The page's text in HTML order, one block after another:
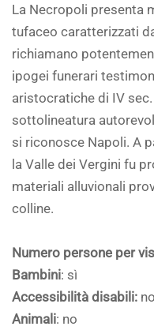
La Necropoli presenta
tufaceo caratterizzati
richiamano
ipogei funerari
aristocratiche di IV
sottolineatura
si riconosce Napoli. A
la Valle dei Vergini fu
materiali alluvionali
colline.
Numero persone per
Bambini: sì
Accessibilità disabili: no
Animali: no